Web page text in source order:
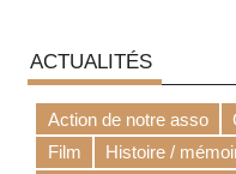
ACTUALITÉS
Action de notre asso
Film
Histoire /